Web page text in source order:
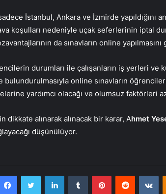
İstanbul, Ankara ve İzmirde yapıldığını
koşulları nedeniyle uçak seferlerinin iptal
da sınavların online
durumları ile çalışanların iş yerleri ve
bulundurulmasıyla online sınavların
yardımcı olacağı ve olumsuz faktörleri
dikkate alınarak alınacak bir karar, Ahmet
düşünülüyor.
FacebookTwitter LinkedInTumblr PinterestReddit